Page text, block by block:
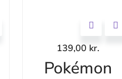
139,00 kr.
Pokémon